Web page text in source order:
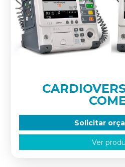
Solicitar
Ver